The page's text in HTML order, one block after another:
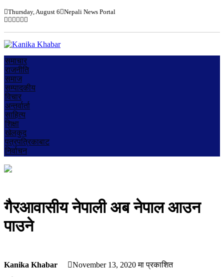
Thursday, August 6 Nepali News Portal
समाचार
राजनीति
समाज
सम्पादकीय
विचार
अन्तर्वार्ता
साहित्य
शिक्षा
खेलकुद
पत्रपत्रिकाबाट
निर्वाचन
गैरआवासीय नेपाली अब नेपाल आउन
पाउने
Kanika Khabar November 13, 2020मा प्रकाशित